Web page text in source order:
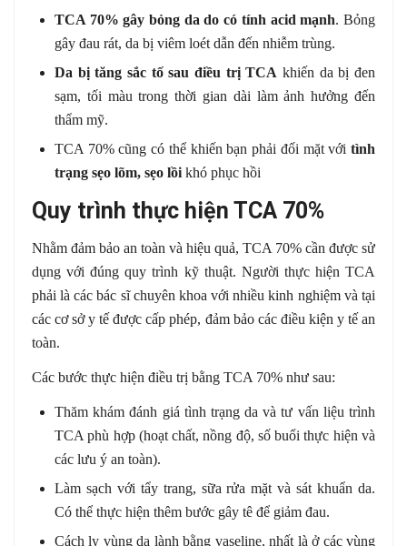
TCA 70% gây bỏng da do có tính acid mạnh. Bỏng
gây đau rát, da bị viêm loét dẫn đến nhiễm trùng.
Da bị tăng sắc tố sau điều trị TCA khiến da bị đen
sạm, tối màu trong thời gian dài làm ảnh hưởng đến
thẩm mỹ.
TCA 70% cũng có thể khiến bạn phải đối mặt với tình
trạng sẹo lõm, sẹo lồi khó phục hồi
Quy trình thực hiện TCA 70%
Nhằm đảm bảo an toàn và hiệu quả, TCA 70% cần được sử
dụng với đúng quy trình kỹ thuật. Người thực hiện TCA
phải là các bác sĩ chuyên khoa với nhiều kinh nghiệm và tại
các cơ sở y tế được cấp phép, đảm bảo các điều kiện y tế an
toàn.
Các bước thực hiện điều trị bằng TCA 70% như sau:
Thăm khám đánh giá tình trạng da và tư vấn liệu trình
TCA phù hợp (hoạt chất, nồng độ, số buổi thực hiện và
các lưu ý an toàn).
Làm sạch với tẩy trang, sữa rửa mặt và sát khuẩn da.
Có thể thực hiện thêm bước gây tê để giảm đau.
Cách ly vùng da lành bằng vaseline, nhất là ở các vùng